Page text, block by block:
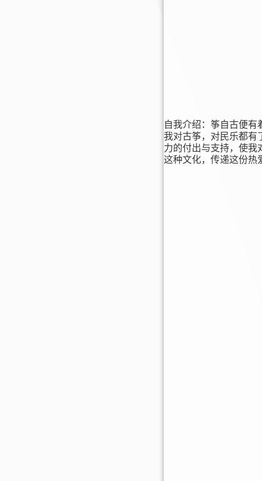
自我介绍： 筝自古便有
我对古筝，对民乐都有
力的付出与支持，使我
这种文化，传递这份热